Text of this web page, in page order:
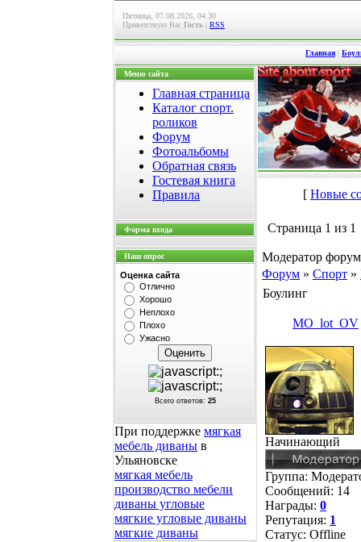
Пятница, 07.08.2026, 04:30
Приветствую Вас Гость | RSS
Главная |
Меню сайта
Главная страница
Каталог спорт.
роликов
Форум
Фотоальбомы
Обратная связь
Гостевая книга
Правила
Форма входа
Наш опрос
Оценка сайта
Отлично
Хорошо
Неплохо
Плохо
Ужасно
Всего ответов: 25
При поддержке мягкая
мебель диваны в
Ульяновске
мягкая мебель
производство мебели
диваны угловые
мягкие угловые диваны
мягкие диваны
[ Новые
Страница 1 из 1
Модератор
Форум » Спорт »
Боулинг
MO_lot_OV
Начинающий
Группа:
Сообщений: 14
Награды: 0
Репутация: 1
Статус: Offline